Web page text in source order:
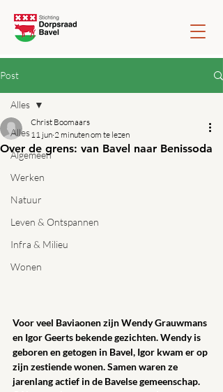
Post
Alles
Algemeen
Werken
Natuur
Leven & Ontspannen
Infra & Milieu
Wonen
Alles
Over de grens: van Bavel naar Benissoda
Christ Boomaars
11 jun 2 minuten om te lezen
Voor veel Baviaonen zijn Wendy Grauwmans
en Igor Geerts bekende gezichten. Wendy is
geboren en getogen in Bavel, Igor kwam er op
zijn zestiende wonen. Samen waren ze
jarenlang actief in de Bavelse gemeenschap.